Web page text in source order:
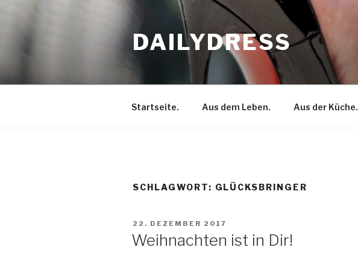
springen
DAILYDRESS
Startseite. Aus dem Leben. Aus der Küche.
SCHLAGWORT: GLÜCKSBRINGER
VERÖFFENTLICHT
22. DEZEMBER 2017
Weihnachten ist in Dir!